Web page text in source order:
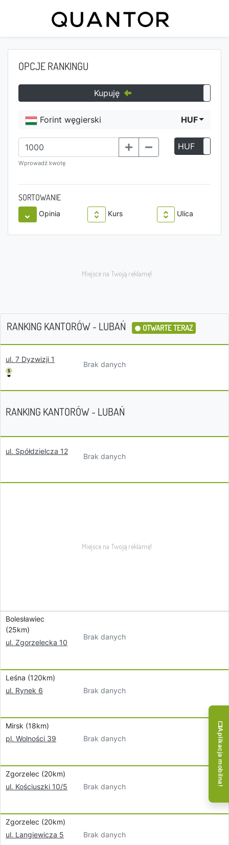
OPCJE RANKINGU
Kupuję
Forint węgierski HUF
Wprowadź kwotę
HUF
SORTOWANIE
Opinia Kurs Ulica
RANKING KANTORÓW - LUBAŃ OTWARTE TERAZ
ul. 7 Dyzwizji 1
Brak danych
RANKING KANTORÓW - LUBAŃ
ul. Spółdzielcza 12
Brak danych
Bolesławiec
(25km)
ul. Zgorzelecka 10
Brak danych
Leśna (120km)
ul. Rynek 6
Brak danych
Mirsk (18km)
pl. Wolności 39
Brak danych
Zgorzelec (20km)
ul. Kościuszki 10/5
Brak danych
Zgorzelec (20km)
ul. Langiewicza 5
Brak danych
Aplikacja mobilna!